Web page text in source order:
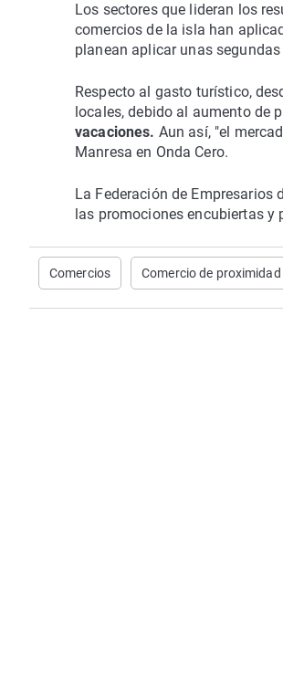
Los sectores que lideran los
comercios de la isla han
planean aplicar unas segundas
Respecto al gasto turístico,
locales, debido al aumento de
vacaciones. Aun así, "el
Manresa en Onda Cero.
La Federación de Empresarios
las promociones encubiertas
Comercios Comercio de proximidad